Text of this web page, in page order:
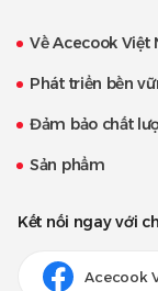
Về Acecook Việt
Phát triển bền
Đảm bảo chất
Sản phẩm
Kết nối ngay với
Acecook